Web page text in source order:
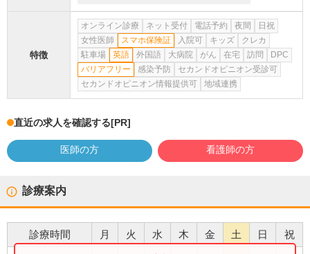
特徴
オンライン診療 ネット受付 電話予約 夜間
日祝
女性医師
スマホ保険証 入院可 キッズ
クレカ
駐車場
英語 外国語 大病院 がん 在宅 訪問
DPC
バリアフリー
感染予防
セカンドオピニオン受診可
セカンドオピニオン情報提供可
地域連携
直近の求人を確認する[PR]
医師の方 看護師の方
診療案内
診療時間 月 火 水 木 金 土 日 祝